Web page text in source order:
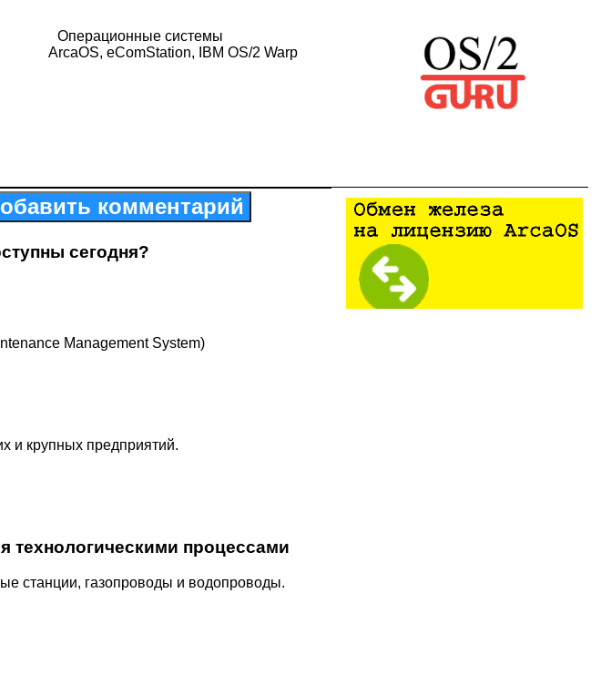
Операционные системы
ArcaOS, eComStation, IBM OS/2 Warp
комментарий
сегодня?
Management System)
и крупных предприятий.
технологическими процессами
станции, газопроводы и водопроводы.